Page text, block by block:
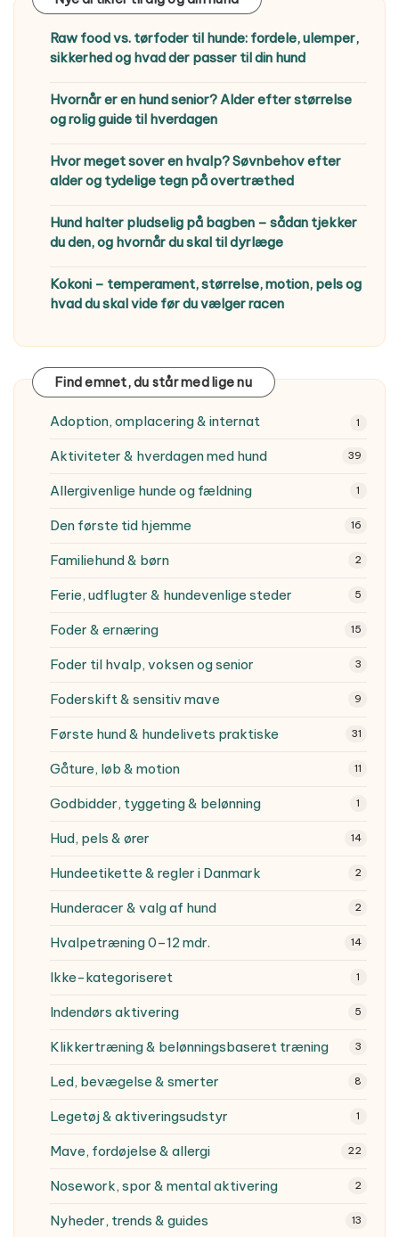
Raw food vs. tørfoder til hunde: fordele, ulemper,
sikkerhed og hvad der passer til din hund
Hvornår er en hund senior? Alder efter størrelse
og rolig guide til hverdagen
Hvor meget sover en hvalp? Søvnbehov efter
alder og tydelige tegn på overtræthed
Hund halter pludselig på bagben – sådan tjekker
du den, og hvornår du skal til dyrlæge
Kokoni – temperament, størrelse, motion, pels og
hvad du skal vide før du vælger racen
Find emnet, du står med lige nu
Adoption, omplacering & internat 1
Aktiviteter & hverdagen med hund 39
Allergivenlige hunde og fældning 1
Den første tid hjemme 16
Familiehund & børn 2
Ferie, udflugter & hundevenlige steder 5
Foder & ernæring 15
Foder til hvalp, voksen og senior 3
Foderskift & sensitiv mave 9
Første hund & hundelivets praktiske 31
Gåture, løb & motion 11
Godbidder, tyggeting & belønning 1
Hud, pels & ører 14
Hundeetikette & regler i Danmark 2
Hunderacer & valg af hund 2
Hvalpetræning0–12 mdr. 14
Ikke-kategoriseret 1
Indendørs aktivering 5
Klikkertræning & belønningsbaseret træning 3
Led, bevægelse & smerter 8
Legetøj & aktiveringsudstyr 1
Mave, fordøjelse & allergi 22
Nosework, spor & mental aktivering 2
Nyheder, trends & guides 13